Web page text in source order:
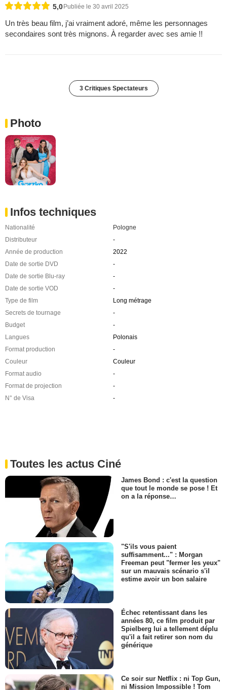
5,0Publiée le 30 avril 2025
Un très beau film, j’ai vraiment adoré, même les personnages
secondaires sont très mignons. À regarder avec ses amie !!
3 Critiques Spectateurs
Photo
Infos techniques
Nationalité
Pologne
Distributeur
-
Année de production
2022
Date de sortie DVD
-
Date de sortie Blu-ray
-
Date de sortie VOD
-
Type de film
Long métrage
Secrets de tournage
-
Budget
-
Langues
Polonais
Format production
-
Couleur
Couleur
Format audio
-
Format de projection
-
N° de Visa
-
Toutes les actus Ciné
James Bond : c'est la question
que tout le monde se pose ! Et
on a la réponse…
"S'ils vous paient
suffisamment..." : Morgan
Freeman peut "fermer les yeux"
sur un mauvais scénario s'il
estime avoir un bon salaire
Échec retentissant dans les
années 80, ce film produit par
Spielberg lui a tellement déplu
qu'il a fait retirer son nom du
générique
Ce soir sur Netflix : ni Top Gun,
ni Mission Impossible ! Tom